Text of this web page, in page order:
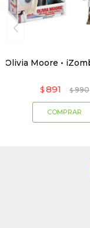
Olivia Moore •
$ 891 $ 990